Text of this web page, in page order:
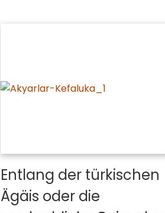
Entlang der türkischen
Ägäis oder die